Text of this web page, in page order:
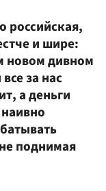
российская,
и шире:
новом дивном
за нас
а деньги
поднимая